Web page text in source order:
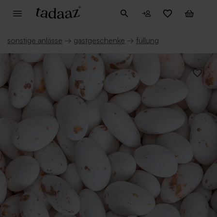
sonstige anlässe → gastgeschenke → füllung